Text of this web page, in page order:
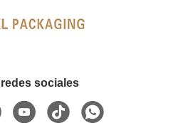
redes sociales